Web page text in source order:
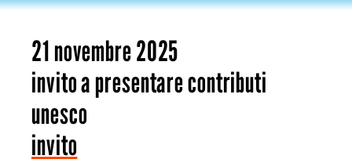
21 novembre 2025
invito a presentare contributi
unesco
invito